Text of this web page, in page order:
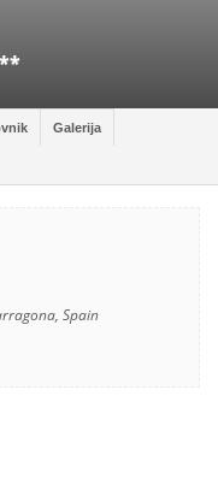
Galerija
Spain